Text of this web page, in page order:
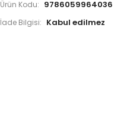
Ürün Kodu: 9786059964036
İade Bilgisi: